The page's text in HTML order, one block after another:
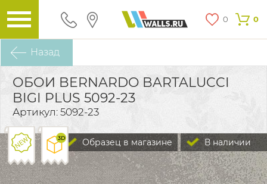
0 0
Назад
ОБОИ BERNARDO BARTALUCCI
BIGI PLUS 5092-23
Артикул: 5092-23
В наличии
Образец в магазине